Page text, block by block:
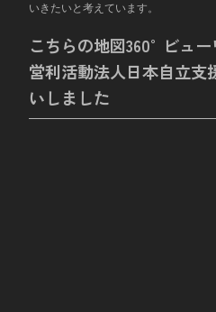
いきたいと考えています。
こちらの地図360°ビュ
営利活動法人日本自立支
いしました